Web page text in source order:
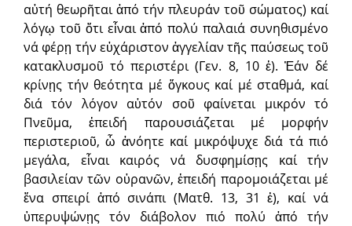
αὐτή θεωρῆται ἀπό τήν πλευράν τοῦ σώματος) καί
λόγῳ τοῦ ὅτι εἶναι ἀπό πολύ παλαιά συνηθισμένο
νά φέρῃ τήν εὐχάριστον ἀγγελίαν τῆς παύσεως τοῦ
κατακλυσμοῦ τό περιστέρι (Γεν. 8, 10 ἑ). Ἐάν δέ
κρίνῃς τήν θεότητα μέ ὄγκους καί μέ σταθμά, καί
διά τόν λόγον αὐτόν σοῦ φαίνεται μικρόν τό
Πνεῦμα, ἐπειδή παρουσιάζεται μέ μορφήν
περιστεριοῦ, ὦ ἀνόητε καί μικρόψυχε διά τά πιό
μεγάλα, εἶναι καιρός νά δυσφημίσῃς καί τήν
βασιλείαν τῶν οὐρανῶν, ἐπειδή παρομοιάζεται μέ
ἕνα σπειρί ἀπό σινάπι (Ματθ. 13, 31 ἑ), καί νά
ὑπερυψώνῃς τόν διάβολον πιό πολύ ἀπό τήν